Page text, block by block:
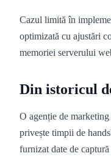
Cazul limită în
optimizată cu ajustări
memoriei serverului
Din istoricul
O agenție de
privește timpii de
furnizat date de